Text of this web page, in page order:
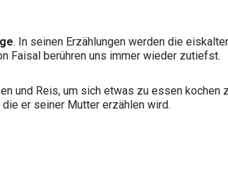
. In seinen Erzählungen werden die
Faisal berühren uns immer wieder zutiefst.
und Reis, um sich etwas zu essen kochen
er seiner Mutter erzählen wird.